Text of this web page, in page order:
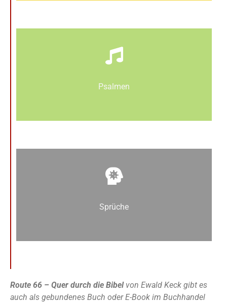
Psalmen
Sprüche
Route 66 – Quer durch die Bibel von Ewald Keck gibt es
auch als gebundenes Buch oder E-Book im Buchhandel